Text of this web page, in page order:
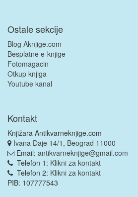
Ostale sekcije
Blog Aknjige.com
Besplatne e-knjige
Fotomagacin
Otkup knjiga
Youtube kanal
Kontakt
Knjižara Antikvarneknjige.com
Ivana Đaje 14/1, Beograd 11000
Email: antikvarneknjige@gmail.com
Telefon 1: Klikni za kontakt
Telefon 2: Klikni za kontakt
PIB: 107777543